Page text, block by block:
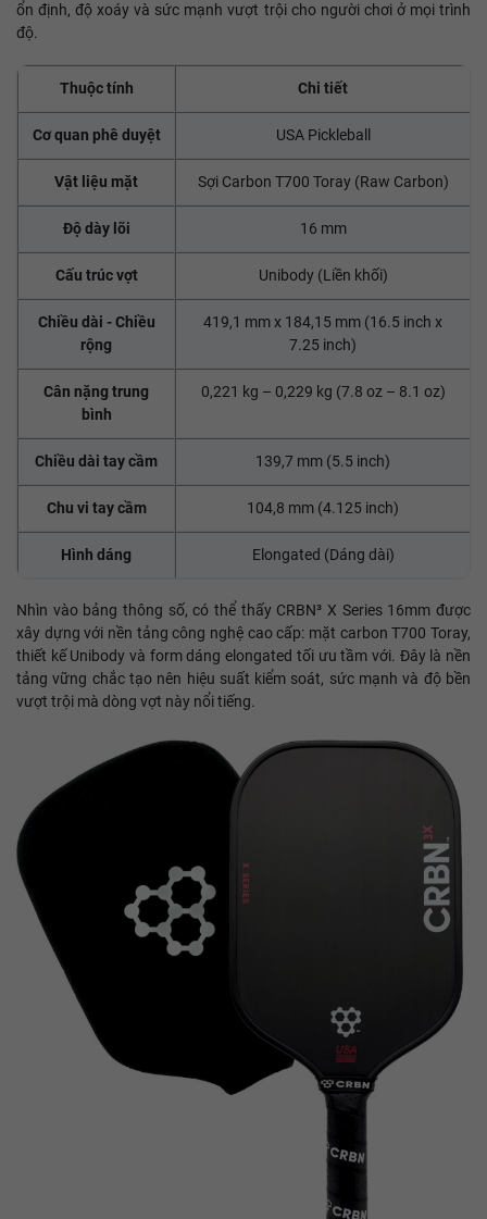
ổn định, độ xoáy và sức mạnh vượt trội cho người chơi ở mọi trình
độ.
Thuộc tính Chi tiết
Cơ quan phê duyệt USA Pickleball
Vật liệu mặt Sợi Carbon T700 Toray (Raw Carbon)
Độ dày lõi 16 mm
Cấu trúc vợt Unibody (Liền khối)
Chiều dài - Chiều
rộng
419,1 mm x 184,15 mm (16.5 inch x
7.25 inch)
Cân nặng trung
bình
0,221 kg – 0,229 kg (7.8 oz – 8.1 oz)
Chiều dài tay cầm 139,7 mm (5.5 inch)
Chu vi tay cầm 104,8 mm (4.125 inch)
Hình dáng Elongated (Dáng dài)
Nhìn vào bảng thông số, có thể thấy CRBN³ X Series 16mm được
xây dựng với nền tảng công nghệ cao cấp: mặt carbon T700 Toray,
thiết kế Unibody và form dáng elongated tối ưu tầm với. Đây là nền
tảng vững chắc tạo nên hiệu suất kiểm soát, sức mạnh và độ bền
vượt trội mà dòng vợt này nổi tiếng.